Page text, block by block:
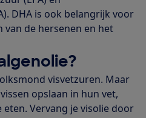
DHA is ook belangrijk voor
de hersenen en het
visvetzuren. Maar
opslaan in hun vet,
Vervang je visolie door